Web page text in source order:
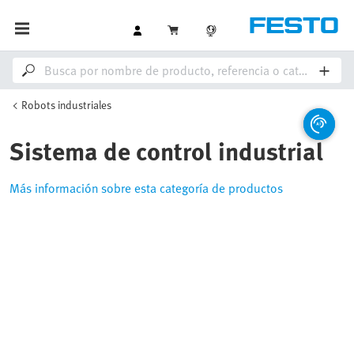
Robots industriales
Sistema de control industrial
Más información sobre esta categoría de productos